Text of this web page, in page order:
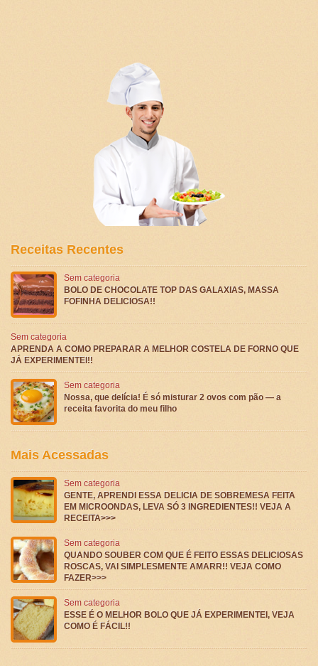
Receitas Recentes
Sem categoria
BOLO DE CHOCOLATE TOP DAS GALAXIAS, MASSA
FOFINHA DELICIOSA!!
Sem categoria
APRENDA A COMO PREPARAR A MELHOR COSTELA DE FORNO QUE
JÁ EXPERIMENTEI!!
Sem categoria
Nossa, que delícia! É só misturar 2 ovos com pão — a
receita favorita do meu filho
Mais Acessadas
Sem categoria
GENTE, APRENDI ESSA DELICIA DE SOBREMESA FEITA
EM MICROONDAS, LEVA SÓ 3 INGREDIENTES!! VEJA A
RECEITA>>>
Sem categoria
QUANDO SOUBER COM QUE É FEITO ESSAS DELICIOSAS
ROSCAS, VAI SIMPLESMENTE AMARR!! VEJA COMO
FAZER>>>
Sem categoria
ESSE É O MELHOR BOLO QUE JÁ EXPERIMENTEI, VEJA
COMO É FÁCIL!!